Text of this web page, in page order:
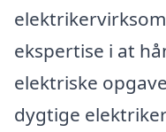
ekspertise i at
elektriske
dygtige